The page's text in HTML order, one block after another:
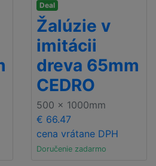
Deal
Žalúzie v
imitácii
dreva 65mm
CEDRO
500 x 1000mm
€ 66.47
cena vrátane DPH
Doručenie zadarmo